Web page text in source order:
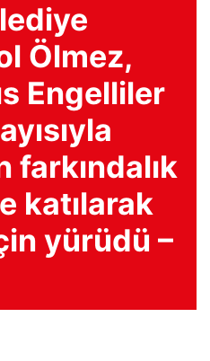
Ölmez,
Engelliler
farkındalık
katılarak
yürüdü –